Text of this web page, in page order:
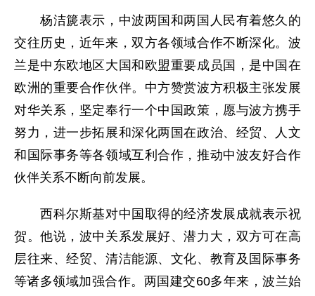
杨洁篪表示，中波两国和两国人民有着悠久的
交往历史，近年来，双方各领域合作不断深化。波
兰是中东欧地区大国和欧盟重要成员国，是中国在
欧洲的重要合作伙伴。中方赞赏波方积极主张发展
对华关系，坚定奉行一个中国政策，愿与波方携手
努力，进一步拓展和深化两国在政治、经贸、人文
和国际事务等各领域互利合作，推动中波友好合作
伙伴关系不断向前发展。
西科尔斯基对中国取得的经济发展成就表示祝
贺。他说，波中关系发展好、潜力大，双方可在高
层往来、经贸、清洁能源、文化、教育及国际事务
等诸多领域加强合作。两国建交60多年来，波兰始